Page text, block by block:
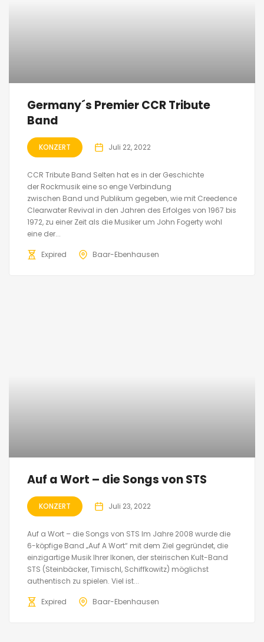
Germany´s Premier CCR Tribute
Band
KONZERT Juli 22, 2022
CCR Tribute Band Selten hat es in der Geschichte
der Rockmusik eine so enge Verbindung
zwischen Band und Publikum gegeben, wie mit Creedence
Clearwater Revival in den Jahren des Erfolges von 1967 bis
1972, zu einer Zeit als die Musiker um John Fogerty wohl
eine der...
Expired Baar-Ebenhausen
Auf a Wort – die Songs von STS
KONZERT Juli 23, 2022
Auf a Wort – die Songs von STS Im Jahre 2008 wurde die
6-köpfige Band „Auf A Wort“ mit dem Ziel gegründet, die
einzigartige Musik Ihrer Ikonen, der steirischen Kult-Band
STS (Steinbäcker, Timischl, Schiffkowitz) möglichst
authentisch zu spielen. Viel ist...
Expired Baar-Ebenhausen